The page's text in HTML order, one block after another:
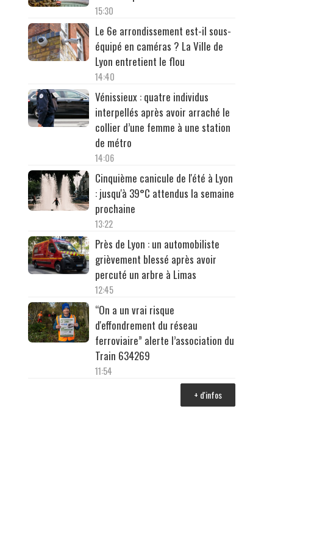
15:30
Le 6e arrondissement est-il sous-
équipé en caméras ? La Ville de
Lyon entretient le flou
14:40
Vénissieux : quatre individus
interpellés après avoir arraché le
collier d’une femme à une station
de métro
14:06
Cinquième canicule de l'été à Lyon
: jusqu'à 39°C attendus la semaine
prochaine
13:22
Près de Lyon : un automobiliste
grièvement blessé après avoir
percuté un arbre à Limas
12:45
“On a un vrai risque
d'effondrement du réseau
ferroviaire” alerte l’association du
Train 634269
11:54
+ d'infos